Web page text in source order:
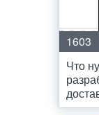
1603
Что